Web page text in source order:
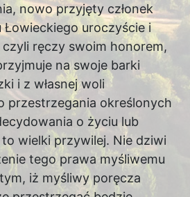
nowo przyjęty członek
Łowieckiego uroczyście i
ręczy swoim honorem,
na swoje barki
i z własnej woli
przestrzegania określonych
o życiu lub
wielki przywilej. Nie dziwi
tego prawa myśliwemu
iż myśliwy poręcza